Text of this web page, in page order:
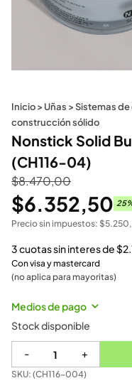
Inicio> Uñas >Sistemas
construcción sólido
Nonstick Solid
(CH116-04)
$8.470,00
$6.352,50 25
Precio sin impuestos: $
3 cuotas sin interes de$
Con visa y mastercard
(no aplica para mayoritas)
Medios de pago
Stock disponible
- +
SKU: (CH116-004)